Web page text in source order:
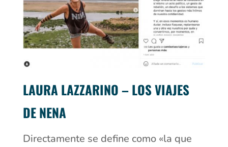
LAURA LAZZARINO – LOS VIAJES
DE NENA
Directamente se define como «la que